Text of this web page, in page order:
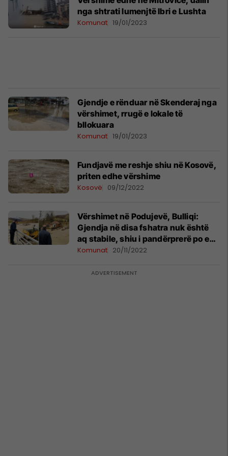
nga shtrati lumenjtë Ibri e Lushta
Komunat 19/01/2023
Gjendje e rënduar në Skenderaj nga
vërshimet, rrugë e lokale të
bllokuara
Komunat 19/01/2023
Fundjavë me reshje shiu në Kosovë,
priten edhe vërshime
Kosovë 09/12/2022
Vërshimet në Podujevë, Bulliqi:
Gjendja në disa fshatra nuk është
aq stabile, shiu i pandërprerë po e
vështirëson menaxhimin e situatës
Komunat 20/11/2022